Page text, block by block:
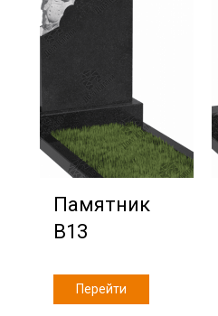
Памятник
В13
Перейти